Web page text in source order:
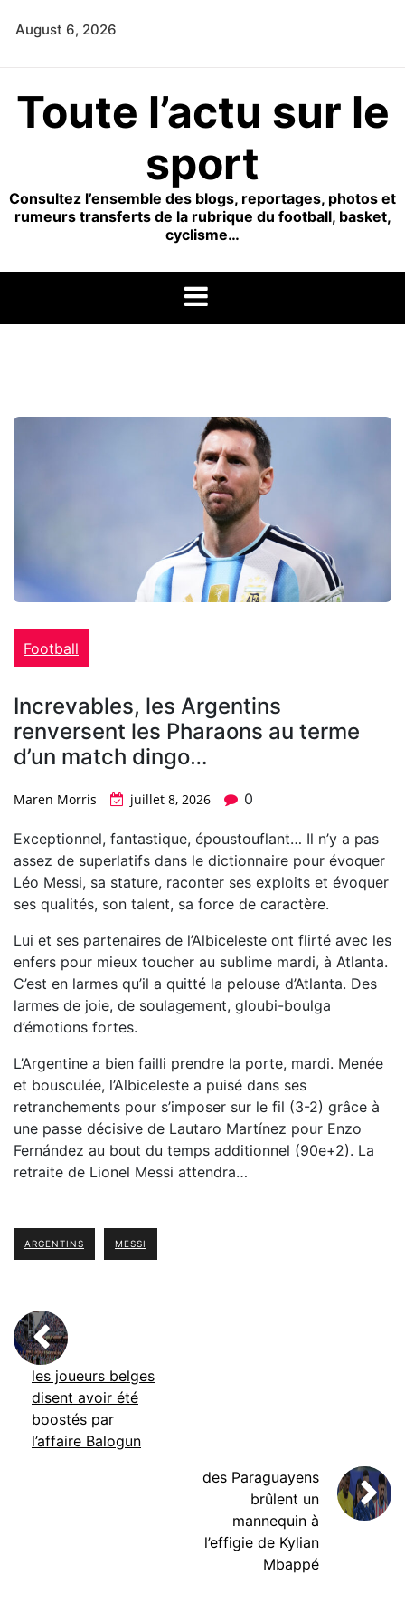
August 6, 2026
Toute l’actu sur le
sport
Consultez l’ensemble des blogs, reportages, photos et
rumeurs transferts de la rubrique du football, basket,
cyclisme…
Football
Increvables, les Argentins
renversent les Pharaons au terme
d’un match dingo…
Maren Morris juillet 8, 2026 0
Exceptionnel, fantastique, époustouflant… Il n’y a pas
assez de superlatifs dans le dictionnaire pour évoquer
Léo Messi, sa stature, raconter ses exploits et évoquer
ses qualités, son talent, sa force de caractère.
Lui et ses partenaires de l’Albiceleste ont flirté avec les
enfers pour mieux toucher au sublime mardi, à Atlanta.
C’est en larmes qu’il a quitté la pelouse d’Atlanta. Des
larmes de joie, de soulagement, gloubi-boulga
d’émotions fortes.
L’Argentine a bien failli prendre la porte, mardi. Menée
et bousculée, l’Albiceleste a puisé dans ses
retranchements pour s’imposer sur le fil (3-2) grâce à
une passe décisive de Lautaro Martínez pour Enzo
Fernández au bout du temps additionnel (90e+2). La
retraite de Lionel Messi attendra…
ARGENTINS MESSI
les joueurs belges
disent avoir été
boostés par
l’affaire Balogun
des Paraguayens
brûlent un
mannequin à
l’effigie de Kylian
Mbappé